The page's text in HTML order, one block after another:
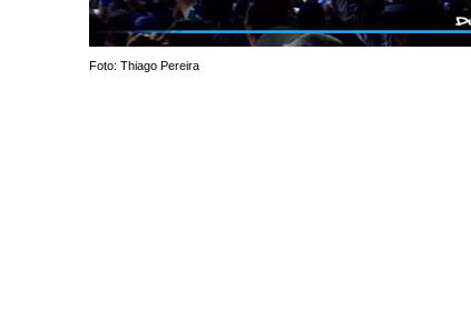
Foto: Thiago Pereira